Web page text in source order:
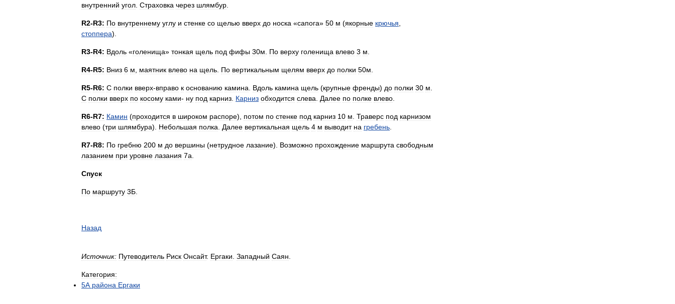
внутренний угол Страховка через шлямбур
R2-R3: По внутреннему углу и стенке со щелью вверх до носка «сапога» 50 м (якорные крючья
стоппера).
R3-R4: Вдоль «голенища» тонкая щель под фифы 30м По верху голенища влево 3 м
R4-R5: Вниз 6 м маятник влево на щель По вертикальным щелям вверх до полки 50м
R5-R6: С полки вверх-вправо к основанию камина Вдоль камина щель (крупные френды) до полки 30 м
С полки вверх по косому ками- ну под карниз Карниз обходится слева Далее по полке влево
R6-R7: Камин (проходится в широком распоре), потом по стенке под карниз 10 м Траверс под карнизом
влево (три шлямбура). Небольшая полка Далее вертикальная щель 4 м выводит на гребень
R7-R8: По гребню 200 м до вершины (нетрудное лазание). Возможно прохождение маршрута свободным
лазанием при уровне лазания 7а
Спуск
По маршруту 3Б
Назад
Источник: Путеводитель Риск Онсайт. Ергаки Западный Саян
Категория:
5А района Ергаки